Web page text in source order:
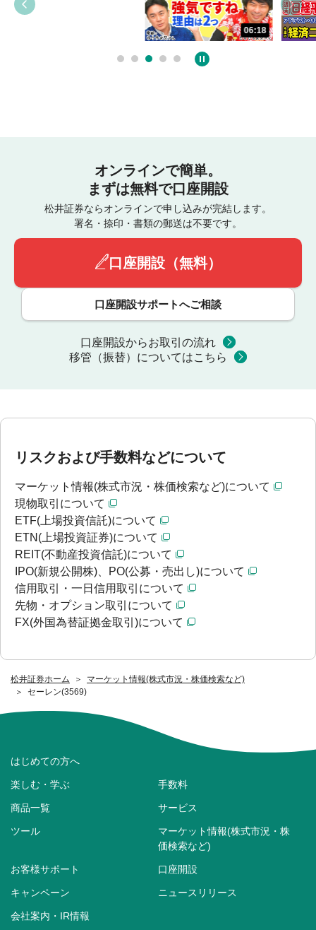
松井証券ホーム
マーケット情報(株式市況・株価検索など)
セーレン(3569)
06:18
オンラインで簡単。
まずは無料で口座開設
松井証券ならオンラインで申し込みが完結します。
署名・捺印・書類の郵送は不要です。
口座開設（無料）
口座開設サポートへご相談
口座開設からお取引の流れ
移管（振替）についてはこちら
リスクおよび手数料などについて
マーケット情報(株式市況・株価検索など)について
現物取引について
ETF(上場投資信託)について
ETN(上場投資証券)について
REIT(不動産投資信託)について
IPO(新規公開株)、PO(公募・売出し)について
信用取引・一日信用取引について
先物・オプション取引について
FX(外国為替証拠金取引)について
はじめての方へ
楽しむ・学ぶ 手数料
商品一覧 サービス
ツール
マーケット情報(株式市況・株
価検索など)
お客様サポート 口座開設
キャンペーン ニュースリリース
会社案内・IR情報